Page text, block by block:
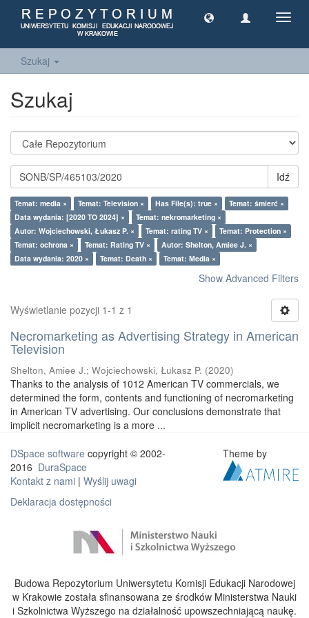
Szukaj
Szukaj
Idź
Temat: media × Temat: Television × Has File(s): true ×
Temat: śmierć ×
Data wydania: [2020 TO 2024] ×
Temat: nekromarketing ×
Autor: Wojciechowski, Łukasz P. ×
Temat: rating TV ×
Temat: Protection ×
Temat: ochrona ×
Temat: Rating TV ×
Autor: Shelton, Amiee J. ×
Data wydania: 2020 ×
Temat: Death × Temat: Media ×
Show Advanced Filters
Wyświetlanie pozycji 1-1 z 1
Necromarketing as Advertising Strategy in American
Television
Shelton, Amiee J.; Wojciechowski, Łukasz P. (2020)
Thanks to the analysis of 1012 American TV commercials, we
determined the form, contents and functioning of necromarketing
in American TV advertising. Our conclusions demonstrate that
implicit necromarketing is a more ...
DSpace software copyright © 2002-
2016 DuraSpace
Kontakt z nami | Wyślij uwagi
Deklaracja dostępności
Theme by
Budowa Repozytorium Uniwersytetu Komisji Edukacji Narodowej
w Krakowie została sfinansowana ze środków Ministerstwa Nauki
i Szkolnictwa Wyższego na działalność upowszechniającą naukę.